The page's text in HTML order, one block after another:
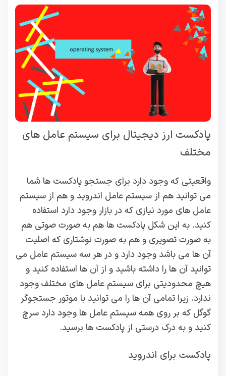
پادکست ارز دیجیتال برای سیستم عامل های
مختلف
واقعیتی که وجود دارد برای جستجو پادکست‌ ها شما
می توانید هم از سیستم‌ عامل اندروید و هم از سیستم
عامل‌ های مورد نیازی که در بازار وجود دارد استفاده
کنید. به این شکل پادکست ها هم به صورت صوتی هم
به صورت تصویری و هم به صورت نوشتاری که اصلیت
آن ها می باشد وجود دارد و در هر سه سیستم عامل می
توانید آن ها را داشته باشید و از آن ها استفاده کنید و
هیچ محدودیتی برای سیستم عامل های مختلف وجود
ندارد. زیرا تمامی آن ها را می توانید با موتور جستجوگر
گوگل که بر روی همه سیستم عامل ها وجود دارد سرچ
کنید و به درک درستی از پادکست‌ ها برسید.
پادکست برای اندروید